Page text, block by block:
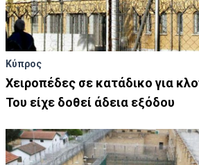
Κύπρος
Χειροπέδες σε κατάδικο για
Του είχε δοθεί άδεια εξόδου